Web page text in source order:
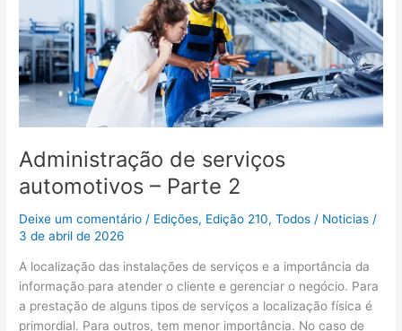
Administração de serviços
automotivos – Parte 2
Deixe um comentário / Edições, Edição 210,Todos / Noticias /
3 de abril de 2026
A localização das instalações de serviços e a importância da
informação para atender o cliente e gerenciar o negócio. Para
a prestação de alguns tipos de serviços a localização física é
primordial. Para outros, tem menor importância. No caso de
automotivos
–
Parte
2